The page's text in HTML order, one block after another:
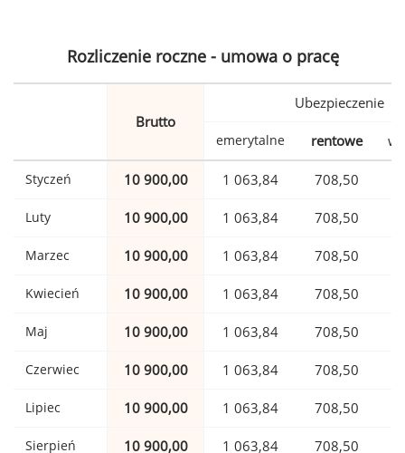
Rozliczenie roczne - umowa o pracę
Brutto
Ubezpieczenie
emerytalne rentowe
Styczeń 10 900,00 1 063,84 708,50
Luty 10 900,00 1 063,84 708,50
Marzec 10 900,00 1 063,84 708,50
Kwiecień 10 900,00 1 063,84 708,50
Maj 10 900,00 1 063,84 708,50
Czerwiec 10 900,00 1 063,84 708,50
Lipiec 10 900,00 1 063,84 708,50
Sierpień 10 900,00 1 063,84 708,50